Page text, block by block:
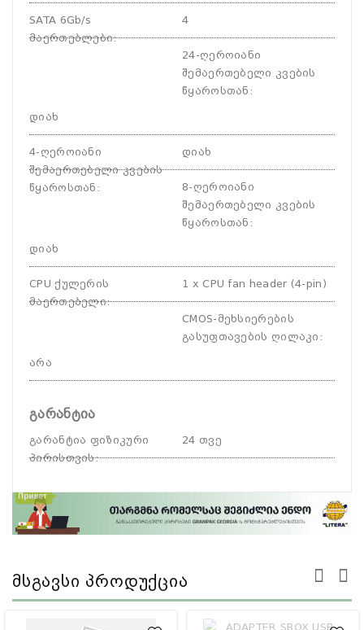
SATA 6Gb/s
მაერთებლები:
4
24-ღეროიანი
შემაერთებელი კვების
წყაროსთან :
დიახ
4-ღეროიანი
შემაერთებელი კვების
წყაროსთან :
დიახ
8-ღეროიანი
შემაერთებელი კვების
წყაროსთან :
დიახ
CPU ქულერის
მაერთებელი:
1 x CPU fan header (4-pin)
CMOS-მეხსიერების
გასუფთავების ღილაკი :
არა
გარანტია
გარანტია ფიზიკური
პირისთვის:
24 თვე
Მსგავსი Პროდუქცია